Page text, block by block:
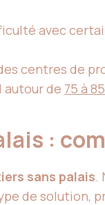
avec
centres de
autour de 75 à
:
sans palais.
de solution,